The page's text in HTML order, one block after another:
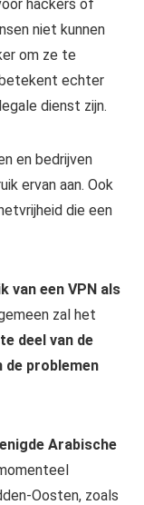
hackers of
niet kunnen
om ze te
echter
dienst zijn.
en bedrijven
ervan aan. Ook
die een
van een VPN als
zal het
deel van de
problemen
Arabische
Oosten, zoals